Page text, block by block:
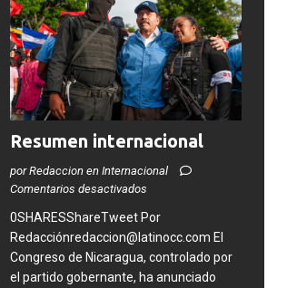
Resumen internacional
por Redaccion en Internacional
Comentarios desactivados
0SHARESShareTweet Por
Redacciónredaccion@latinocc.com El
Congreso de Nicaragua, controlado por
el partido gobernante, ha anunciado